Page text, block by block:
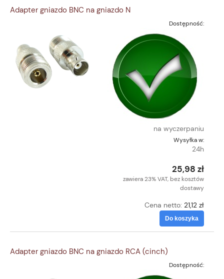
Adapter gniazdo BNC na gniazdo N
Dostępność:
na wyczerpaniu
Wysyłka w:
24h
25,98 zł
zawiera 23% VAT, bez kosztów
dostawy
Cena netto: 21,12 zł
Do koszyka
Adapter gniazdo BNC na gniazdo RCA (cinch)
Dostępność: